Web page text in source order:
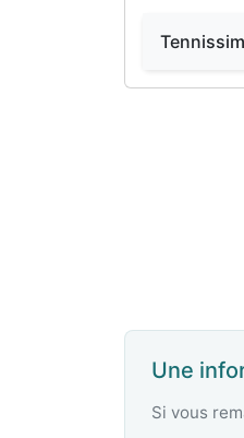
Une
Si vous